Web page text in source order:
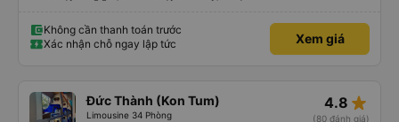
Không cần thanh toán trước
Xác nhận chỗ ngay lập tức
Xem giá
Đức Thành (Kon Tum)
Limousine 34 Phòng
4.8 star_rate
(80 đánh giá)